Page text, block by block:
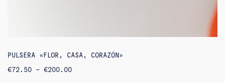
PULSERA «FLOR, CASA, CORAZÓN»
€72.50 – €200.00RANGO